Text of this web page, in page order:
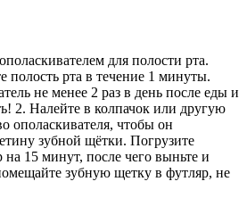
для полости рта.
полость рта в течение 1 минуты.
не менее 2 раз в день после еды и
2. Налейте в колпачок или другую
ополаскивателя, чтобы он
зубной щётки. Погрузите
15 минут, после чего выньте и
зубную щетку в футляр, не